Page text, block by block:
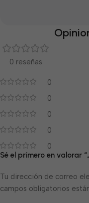
0 reseñas
0
0
0
0
0
Sé el primero en valorar
Tu dirección de correo
campos obligatorios